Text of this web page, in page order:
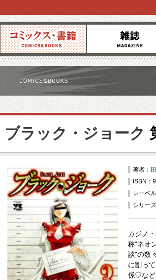
コミックス 雑誌
ブラック・ジョーク
著者：
ISBN：
レーベル
シリーズ
カジノ
称“ネオ
談”の数
に割っ
係♡な